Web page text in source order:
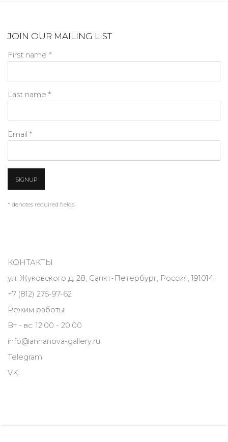
JOIN OUR MAILING LIST
First name *
Last name *
Email *
SIGNUP
* denotes required fields
КОНТАКТЫ
ул. Жуковского д. 28, Санкт-Петербург, Россия, 191014
+7 (812) 275-97-62
Режим работы:
Вт - вс: 12:00 - 20:00
info@annanova-gallery.ru
Telegram
VK